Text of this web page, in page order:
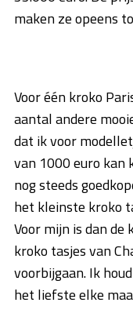
maken ze opeens
Voor één kroko
aantal andere
dat ik voor
van 1000 euro kan
nog steeds
het kleinste kroko
Voor mijn is dan de
kroko tasjes van
voorbijgaan. Ik
het liefste elke